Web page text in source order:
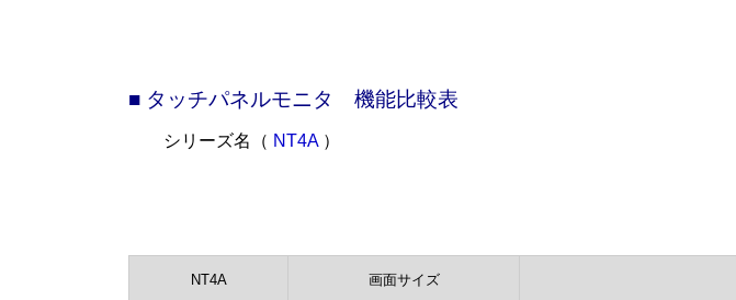
■ タッチパネルモニタ 機能比較表
シリーズ名（ NT4A）
NT4A 画面サイズ